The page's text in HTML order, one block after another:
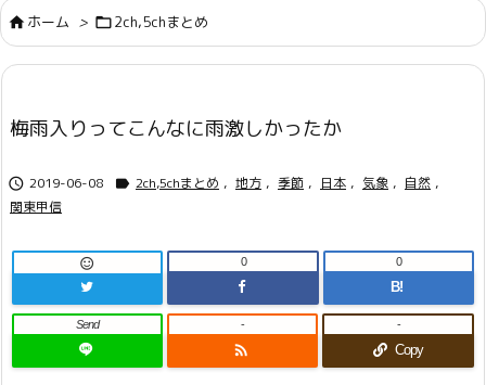
サイド

前へ
ホーム > 2ch,5chまとめ
梅雨入りってこんなに雨激しかったか
 2019-06-08  2ch,5chまとめ , 地方 , 季節 , 日本 , 気象 , 自然 ,
関東甲信
 0
B!
0
Send

-
Copy
-